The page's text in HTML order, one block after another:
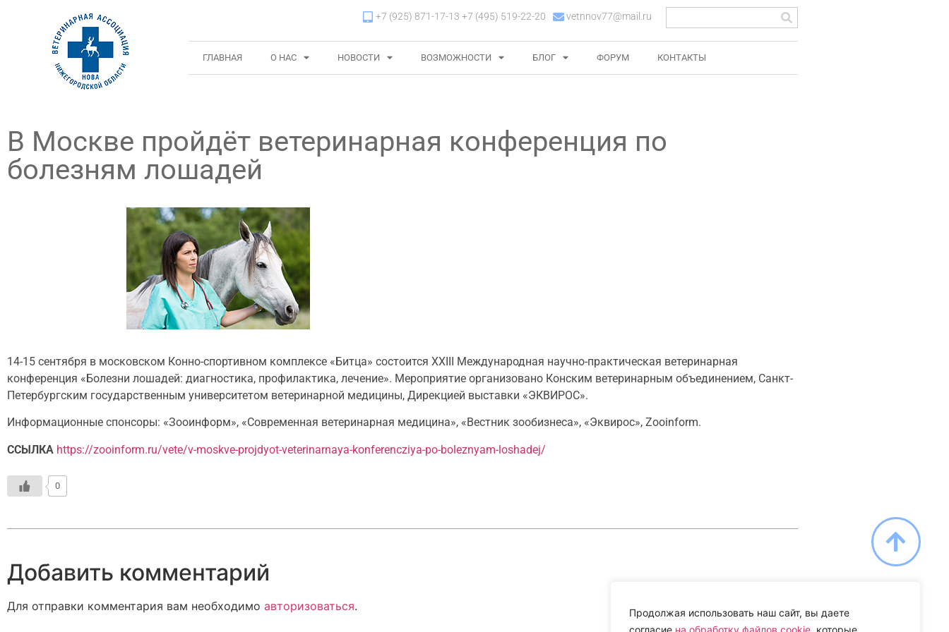
Продолжая использовать наш сайт, вы даете
согласие на обработку файлов cookie , которые
+7 (925) 871-17-13 +7 (495) 519-22-20 vetnnov77@mail.ru
ГЛАВНАЯ О НАС НОВОСТИ ВОЗМОЖНОСТИ БЛОГ ФОРУМ КОНТАКТЫ
В Москве пройдёт ветеринарная конференция по
болезням лошадей
14-15 сентября в московском Конно-спортивном комплексе «Битца» состоится XXIII Международная научно-практическая ветеринарная
конференция «Болезни лошадей: диагностика, профилактика, лечение». Мероприятие организовано Конским ветеринарным объединением, Санкт-
Петербургским государственным университетом ветеринарной медицины, Дирекцией выставки «ЭКВИРОС».
Информационные спонсоры: «Зооинформ», «Современная ветеринарная медицина», «Вестник зообизнеса», «Эквирос», Zooinform.
ССЫЛКА https://zooinform.ru/vete/v-moskve-projdyot-veterinarnaya-konferencziya-po-boleznyam-loshadej/
0
Добавить комментарий
Для отправки комментария вам необходимо авторизоваться.